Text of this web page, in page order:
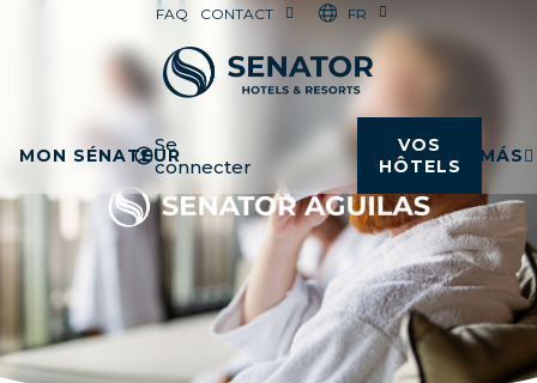
FAQ CONTACT FR
MON SÉNATEUR
Se
connecter
VOS
HÔTELS
MÁS